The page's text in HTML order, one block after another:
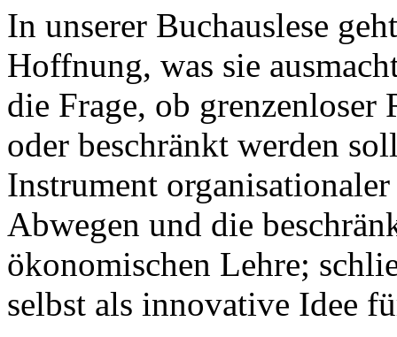
In unserer Buchauslese
Hoffnung, was sie
die Frage, ob
oder beschränkt werden
Instrument
Abwegen und die
ökonomischen Lehre;
selbst als innovative Idee